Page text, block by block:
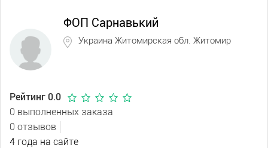
ФОП Сарнавький
Украина Житомирская обл. Житомир
Рейтинг 0.0
0 выполненных заказа
0 отзывов
4 года на сайте